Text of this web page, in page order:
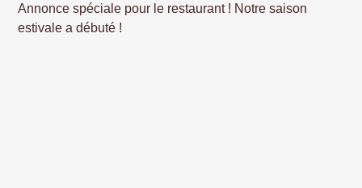
Annonce spéciale pour le restaurant ! Notre saison
estivale a débuté !